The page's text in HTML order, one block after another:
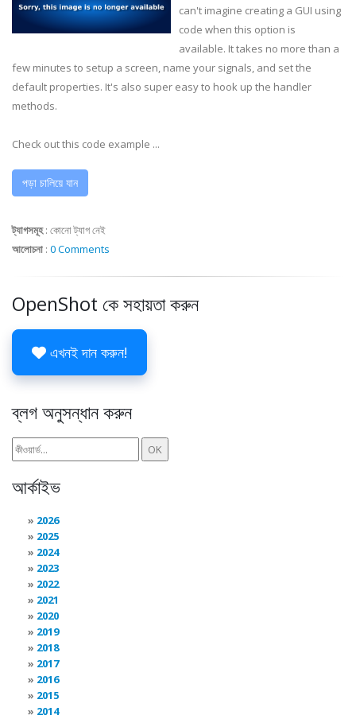
can't imagine creating a GUI using
code when this option is
available. It takes no more than a
few minutes to setup a screen, name your signals, and set the
default properties. It's also super easy to hook up the handler
methods.
Check out this code example ...
পড়া চালিয়ে যান
ট্যাগসমূহ: কোনো ট্যাগ নেই
আলোচনা : 0 Comments
OpenShot কে সহায়তা করুন
এখনই দান করুন!
ব্লগ অনুসন্ধান করুন
আর্কাইভ
2026
2025
2024
2023
2022
2021
2020
2019
2018
2017
2016
2015
2014